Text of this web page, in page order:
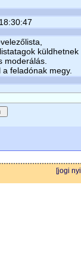
küldhetnek
moderálás.
a feladónak megy.
[jogi